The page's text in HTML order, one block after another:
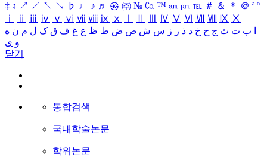
‡ ↕ ↗ ↙ ↖ ↘ ♭ ♩ ♪ ♬ ㉿ ㈜ № ㏇ ™ ㏂ ㏘ ℡ ＃ ＆ ＊ ＠ ª º
ⅰ
ⅱ ⅲ ⅳ ⅴ ⅵ ⅶ ⅷ ⅸ ⅹ Ⅳ Ⅴ Ⅵ Ⅶ Ⅷ Ⅸ Ⅹ
ب ت ث ج ح خ د ذ ر ز س ش ص ض ط ظ ع غ ف ق ک ل م ن ه
و ی
닫기
통합검색
국내학술논문
학위논문